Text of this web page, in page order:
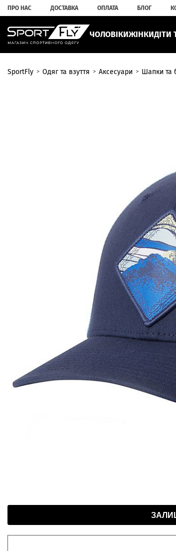
ПРО НАС ДОСТАВКА ОПЛАТА БЛОГ
ЧОЛОВІКИЖІНКИДІТИ
SportFly Одяг та взуття Аксесуари Шапки та